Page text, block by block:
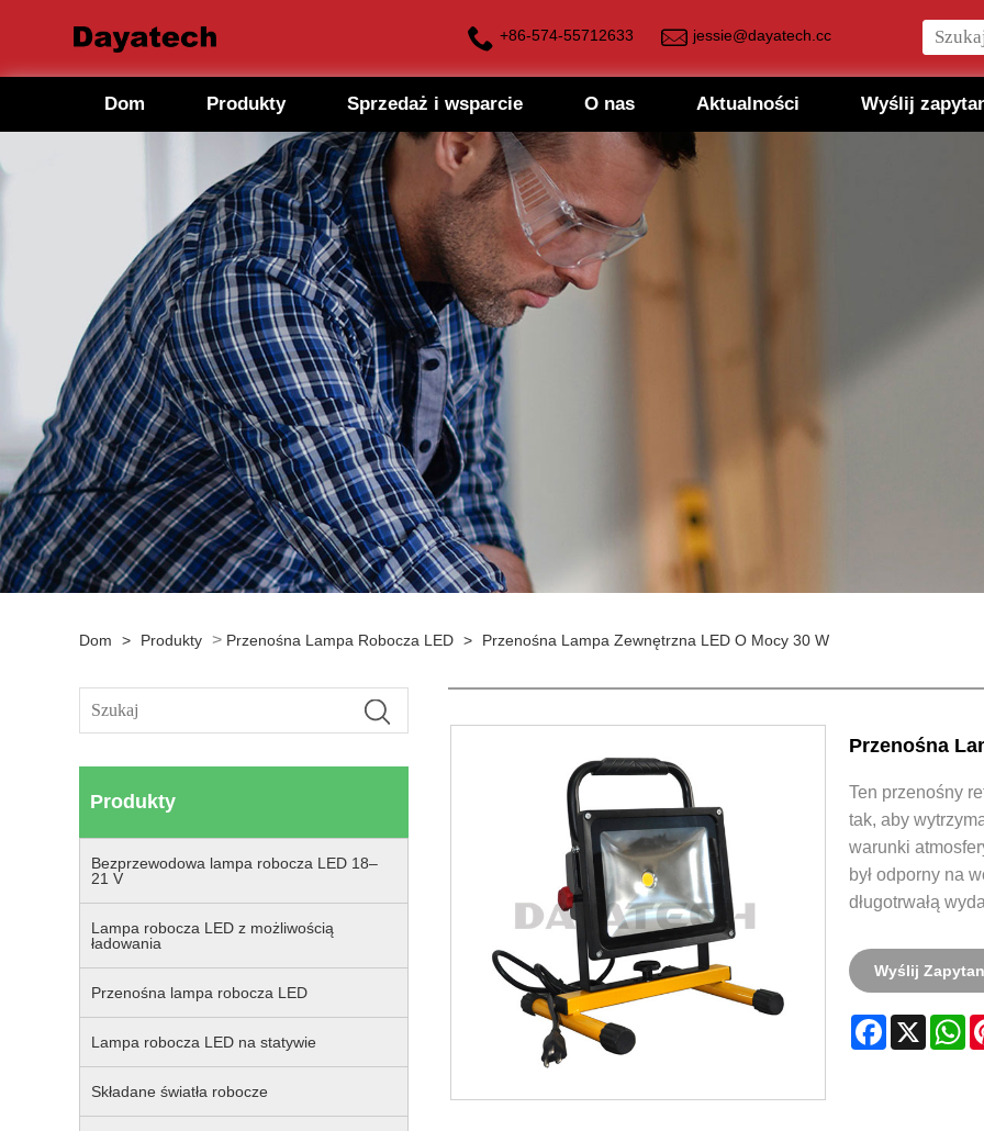
+86-574-55712633 jessie@dayatech.cc
Dom Produkty Sprzedaż i wsparcie O nas Aktualności Wyślij
Dom > Produkty > Przenośna Lampa Robocza LED > Przenośna Lampa Zewnętrzna LED O Mocy 30 W
Produkty
Bezprzewodowa lampa robocza LED 18–
21 V
Lampa robocza LED z możliwością
ładowania
Przenośna lampa robocza LED
Lampa robocza LED na statywie
Składane światła robocze
Przenośna
Ten przenośny
tak, aby
warunki
był odporny na
długotrwałą
Wyślij
Facebook
X